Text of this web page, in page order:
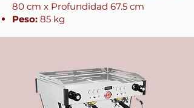
80 cm x Profundidad 67.5 cm
Peso: 85 kg